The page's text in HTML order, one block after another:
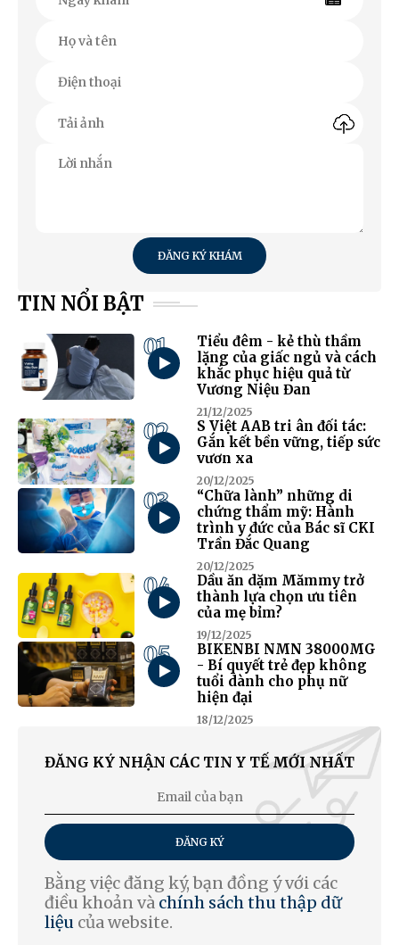
ĐĂNG KÝ KHÁM
TIN NỔI BẬT
01
Tiểu đêm - kẻ thù thầm
lặng của giấc ngủ và cách
khắc phục hiệu quả từ
Vương Niệu Đan
21/12/2025
02
S Việt AAB tri ân đối tác:
Gắn kết bền vững, tiếp sức
vươn xa
20/12/2025
03
“Chữa lành” những di
chứng thẩm mỹ: Hành
trình y đức của Bác sĩ CKI
Trần Đắc Quang
20/12/2025
04
Dầu ăn dặm Mămmy trở
thành lựa chọn ưu tiên
của mẹ bỉm?
19/12/2025
05
BIKENBI NMN 38000MG
- Bí quyết trẻ đẹp không
tuổi dành cho phụ nữ
hiện đại
18/12/2025
ĐĂNG KÝ NHẬN CÁC TIN Y TẾ MỚI NHẤT
ĐĂNG KÝ
Bằng việc đăng ký, bạn đồng ý với các
điều khoản và chính sách thu thập dữ
liệu của website.